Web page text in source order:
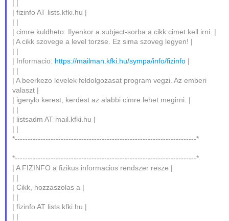
| fizinfo AT lists.kfki.hu |
| cimre kuldheto. Ilyenkor a subject-sorba a cikk cimet kell irni. |
| A cikk szovege a level torzse. Ez sima szoveg legyen! |
| Informacio: https://mailman.kfki.hu/sympa/info/fizinfo
| A beerkezo levelek feldolgozasat program vegzi. Az emberi
valaszt |
| igenylo kerest, kerdest az alabbi cimre lehet megirni: |
| listsadm AT mail.kfki.hu |
*-----------------------------------------------------------------------*
*-----------------------------------------------------------------------*
| A FIZINFO a fizikus informacios rendszer resze |
| Cikk, hozzaszolas a |
| fizinfo AT lists.kfki.hu |